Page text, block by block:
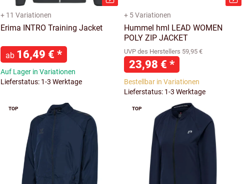
+ 11 Variationen
Erima INTRO Training Jacket
ab 16,49 € *
Auf Lager in Variationen
Lieferstatus: 1-3 Werktage
+ 5 Variationen
Hummel hml LEAD WOMEN
POLY ZIP JACKET
UVP des Herstellers 59,95 €
23,98 € *
Bestellbar in Variationen
Lieferstatus: 1-3 Werktage
TOP TOP